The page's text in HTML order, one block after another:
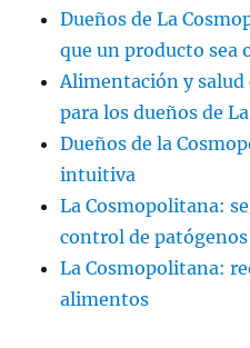
Dueños de La
que un producto sea
Alimentación y
para los dueños de
Dueños de la
intuitiva
La Cosmopolitana:
control de patógenos
La Cosmopolitana:
alimentos